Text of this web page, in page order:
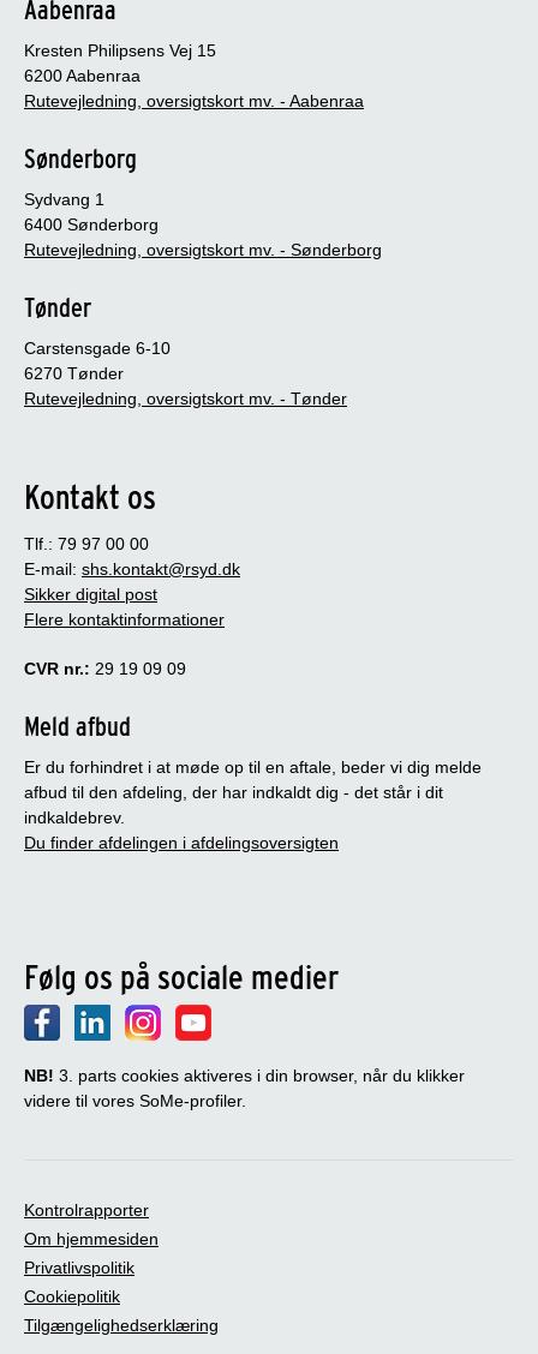
Aabenraa
Kresten Philipsens Vej 15
6200 Aabenraa
Rutevejledning, oversigtskort mv. - Aabenraa
Sønderborg
Sydvang 1
6400 Sønderborg
Rutevejledning, oversigtskort mv. - Sønderborg
Tønder
Carstensgade 6-10
6270 Tønder
Rutevejledning, oversigtskort mv. - Tønder
Kontakt os
Tlf.: 79 97 00 00
E-mail: shs.kontakt@rsyd.dk
Sikker digital post
Flere kontaktinformationer
CVR nr.: 29 19 09 09
Meld afbud
Er du forhindret i at møde op til en aftale, beder vi dig melde
afbud til den afdeling, der har indkaldt dig - det står i dit
indkaldebrev.
Du finder afdelingen i afdelingsoversigten
Følg os på sociale medier
NB! 3. parts cookies aktiveres i din browser, når du klikker
videre til vores SoMe-profiler.
Kontrolrapporter
Om hjemmesiden
Privatlivspolitik
Cookiepolitik
Tilgængelighedserklæring